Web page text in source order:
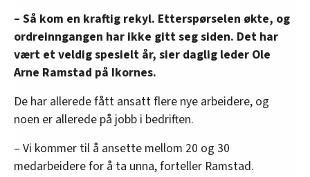
– Så kom en kraftig rekyl. Etterspørselen økte, og
ordreinngangen har ikke gitt seg siden. Det har
vært et veldig spesielt år, sier daglig leder Ole
Arne Ramstad på Ikornes.
De har allerede fått ansatt flere nye arbeidere, og
noen er allerede på jobb i bedriften.
– Vi kommer til å ansette mellom 20 og 30
medarbeidere for å ta unna, forteller Ramstad.